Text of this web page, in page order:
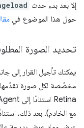
إلا بعد بدء حدث
حول هذا الموضوع في
تحديد الصورة
يمكنك تأجيل القرار إلى
مخصّصة لكل صورة
مع الخادم). بعد ذلك،